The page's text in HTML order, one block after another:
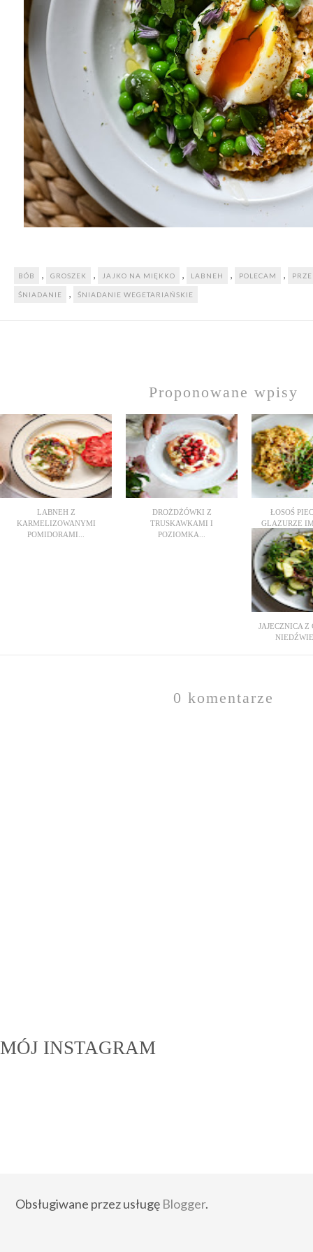
BÓB , GROSZEK , JAJKO NA MIĘKKO , LABNEH , POLECAM ,
ŚNIADANIE , ŚNIADANIE WEGETARIAŃSKIE
Proponowane wpisy
LABNEH Z
KARMELIZOWANYMI
POMIDORAMI...
DROŻDŻÓWKI Z
TRUSKAWKAMI I
POZIOMKA...
ŁOSOŚ
GLAZURZE
JAJECZNICA Z
0 komentarze
MÓJ INSTAGRAM
Obsługiwane przez usługę Blogger.